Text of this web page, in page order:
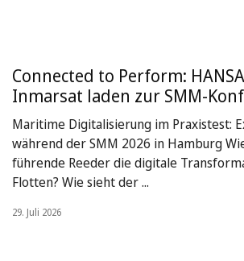
Connected to Perform:
Inmarsat laden zur SMM-
Maritime Digitalisierung im Praxistest:
während der SMM 2026 in Hamburg
führende Reeder die digitale
Flotten? Wie sieht der ...
29. Juli 2026